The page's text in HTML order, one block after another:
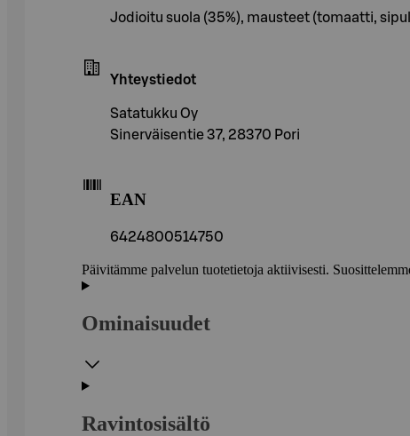
Jodioitu suola (35%), mausteet (tomaatti,
Yhteystiedot
Satatukku Oy
Sinerväisentie 37, 28370 Pori
EAN
6424800514750
Päivitämme palvelun tuotetietoja aktiivisesti.
Ominaisuudet
Ravintosisältö